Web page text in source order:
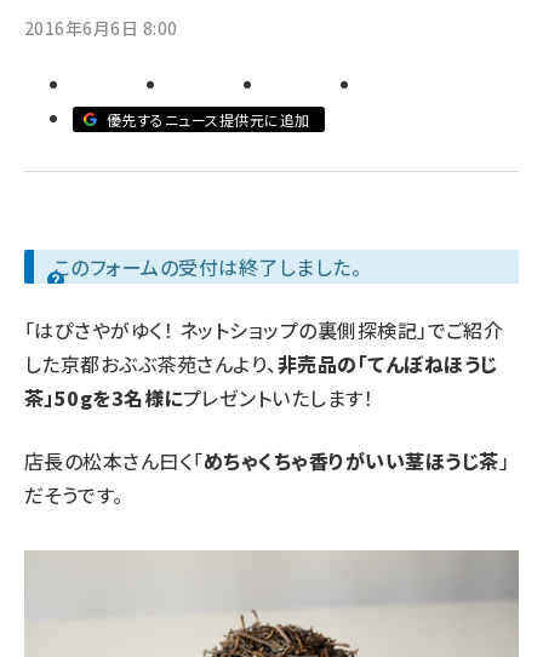
2016年6月6日 8:00
優先するニュース提供元に追加
このフォームの受付は終了しました。
「はぴさやがゆく！ ネットショップの裏側探検記」でご紹介
した京都おぶぶ茶苑さんより、非売品の「てんぼねほうじ
茶」50gを3名様にプレゼントいたします！
店長の松本さん曰く「めちゃくちゃ香りがいい茎ほうじ茶」
だそうです。